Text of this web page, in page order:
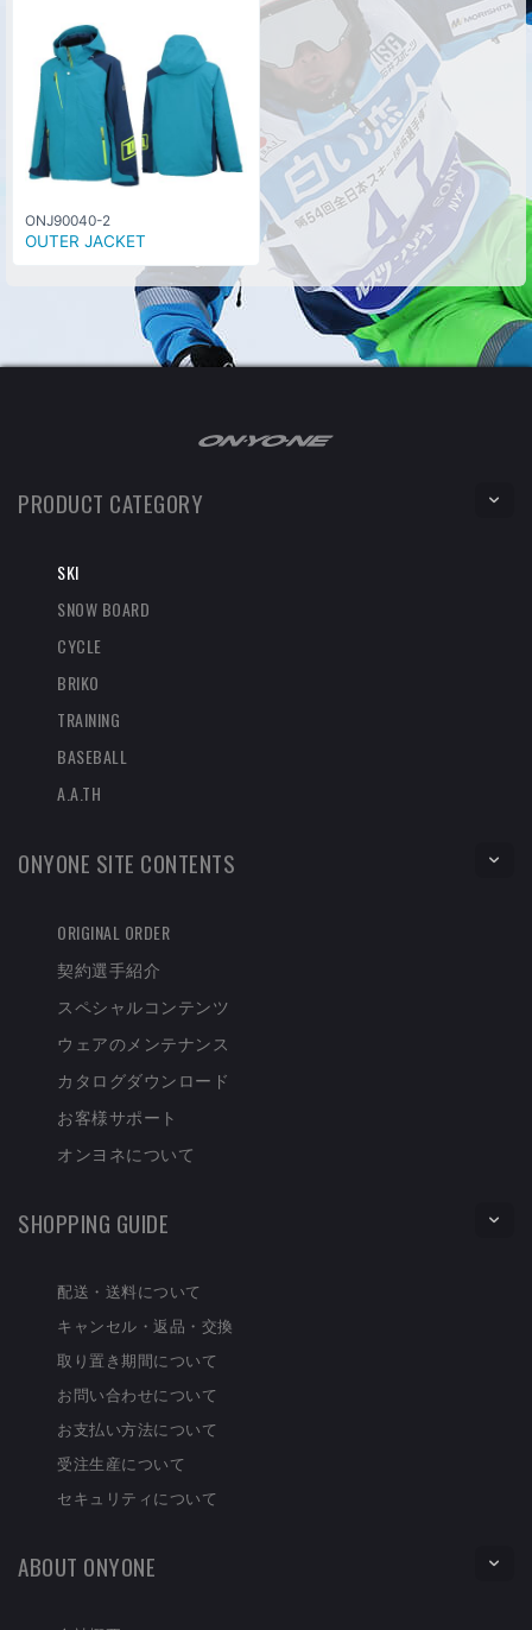
ONJ90040-2
OUTER JACKET
PRODUCT CATEGORY
SKI
SNOW BOARD
CYCLE
BRIKO
TRAINING
BASEBALL
A.A.TH
ONYONE SITE CONTENTS
ORIGINAL ORDER
契約選手紹介
スペシャルコンテンツ
ウェアのメンテナンス
カタログダウンロード
お客様サポート
オンヨネについて
SHOPPING GUIDE
配送・送料について
キャンセル・返品・交換
取り置き期間について
お問い合わせについて
お支払い方法について
受注生産について
セキュリティについて
ABOUT ONYONE